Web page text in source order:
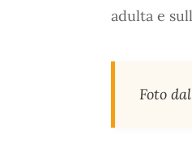
adulta e
Foto